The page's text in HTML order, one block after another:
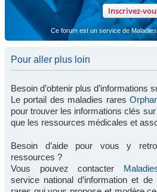
Inscrivez-
Ce forum est un service de
Pour aller plus loin
Besoin d’obtenir plus d’informations
Le portail des maladies rares
pour trouver les informations clés
que les ressources médicales et
Besoin d’aide pour vous y
ressources ?
Vous pouvez contacter
service national d’information et